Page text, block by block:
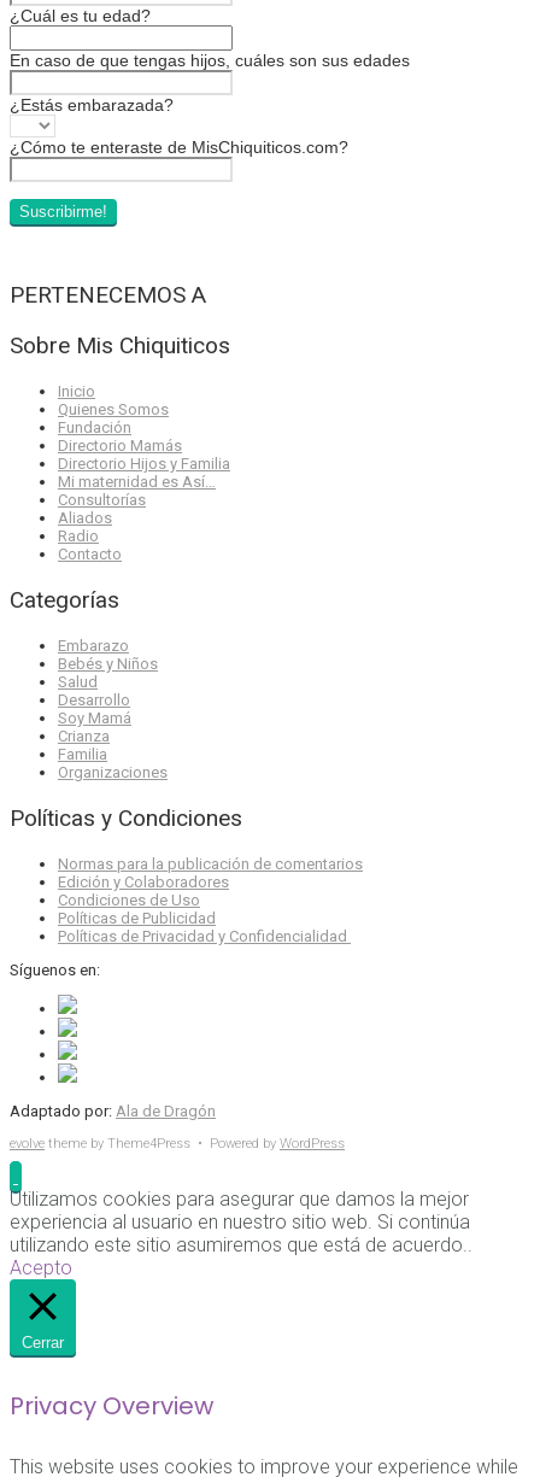
¿Cuál es tu edad?
En caso de que tengas hijos, cuáles son sus edades
¿Estás embarazada?
¿Cómo te enteraste de MisChiquiticos.com?
PERTENECEMOS A
Sobre Mis Chiquiticos
Inicio
Quienes Somos
Fundación
Directorio Mamás
Directorio Hijos y Familia
Mi maternidad es Así…
Consultorías
Aliados
Radio
Contacto
Categorías
Embarazo
Bebés y Niños
Salud
Desarrollo
Soy Mamá
Crianza
Familia
Organizaciones
Políticas y Condiciones
Normas para la publicación de comentarios
Edición y Colaboradores
Condiciones de Uso
Políticas de Publicidad
Políticas de Privacidad y Confidencialidad
Síguenos en:
Adaptado por: Ala de Dragón
evolve theme by Theme4Press • Powered by WordPress
Utilizamos cookies para asegurar que damos la mejor
experiencia al usuario en nuestro sitio web. Si continúa
utilizando este sitio asumiremos que está de acuerdo..
Acepto
Cerrar
Privacy Overview
This website uses cookies to improve your experience while